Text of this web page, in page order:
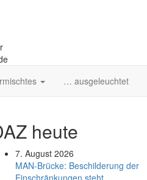
… ausgeleuchtet
heute
7. August 2026
MAN-Brücke: Beschilderung der
Einschränkungen steht